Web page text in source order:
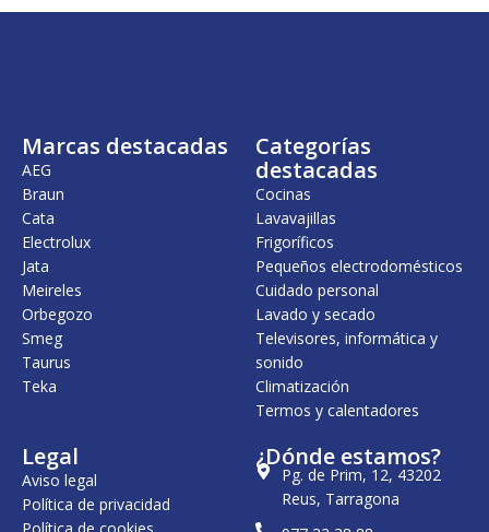
Marcas destacadas
AEG
Braun
Cata
Electrolux
Jata
Meireles
Orbegozo
Smeg
Taurus
Teka
Categorías
destacadas
Cocinas
Lavavajillas
Frigoríficos
Pequeños electrodomésticos
Cuidado personal
Lavado y secado
Televisores, informática y
sonido
Climatización
Termos y calentadores
Legal
Aviso legal
Política de privacidad
¿Dónde estamos?
Pg. de Prim, 12, 43202
Reus, Tarragona